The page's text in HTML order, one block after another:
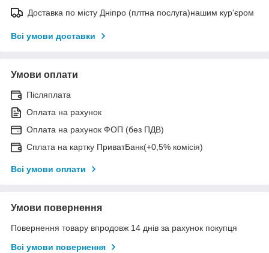
Доставка по місту Дніпро (плтна послуга)нашим кур'єром
Всі умови доставки
Умови оплати
Післяплата
Оплата на рахунок
Оплата на рахунок ФОП (без ПДВ)
Сплата на картку ПриватБанк(+0,5% комісія)
Всі умови оплати
Умови повернення
Повернення товару впродовж 14 днів за рахунок покупця
Всі умови повернення